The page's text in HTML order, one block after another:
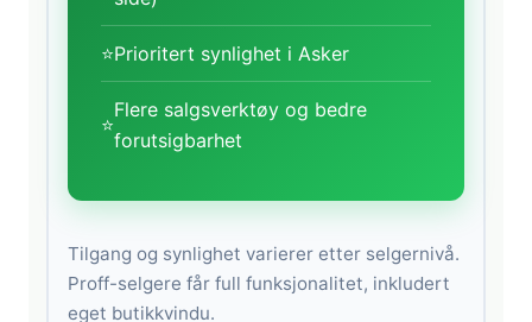
⭐Prioritert synlighet i Asker
⭐
Flere salgsverktøy og bedre
forutsigbarhet
Tilgang og synlighet varierer etter selgernivå.
Proff-selgere får full funksjonalitet, inkludert
eget butikkvindu.